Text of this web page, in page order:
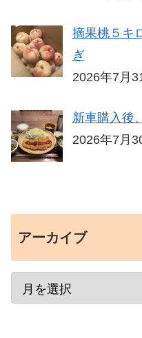
摘果桃５キ
ぎ
2026年7月
新車購入後
2026年7月
アーカイブ